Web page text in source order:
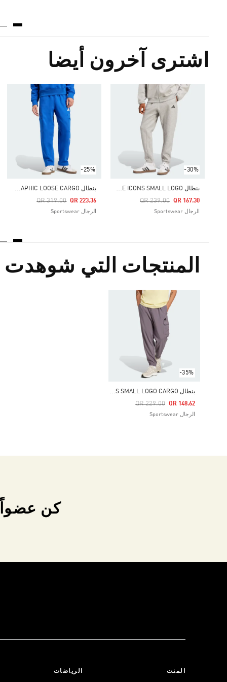
اشترى آخرون أيضا
-30%
ب
نطال FUTURE ICONS SMALL LOGO
Price Reduced From
QR 239.00
To QR 167.30
الرجال Sportswear
-25%
ب
نطال ALL SZN FLEECE GRAPHIC LOOSE CARGO
Price Reduced From
QR 319.00
To QR 223.36
الرجال Sportswear
المنتجات التي شوهدت
-35%
ب
نطال ESSENTIALS SMALL LOGO CARGO
Price Reduced From
QR 229.00
To QR 148.62
الرجال Sportswear
كن عضواً
المنت الرياضات